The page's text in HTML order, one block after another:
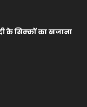
के सिक्कों का खजाना